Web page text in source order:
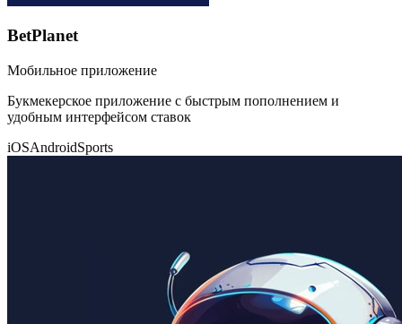
BetPlanet
Мобильное приложение
Букмекерское приложение с быстрым пополнением и
удобным интерфейсом ставок
iOSAndroidSports